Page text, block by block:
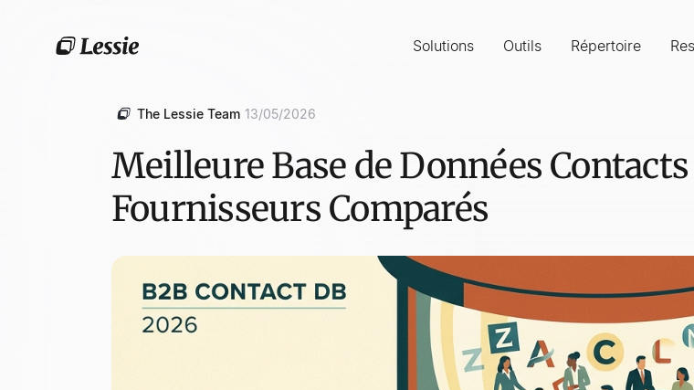
Solutions Outils Répertoire
The Lessie Team 13/05/2026
Meilleure Base de Données
Fournisseurs Comparés